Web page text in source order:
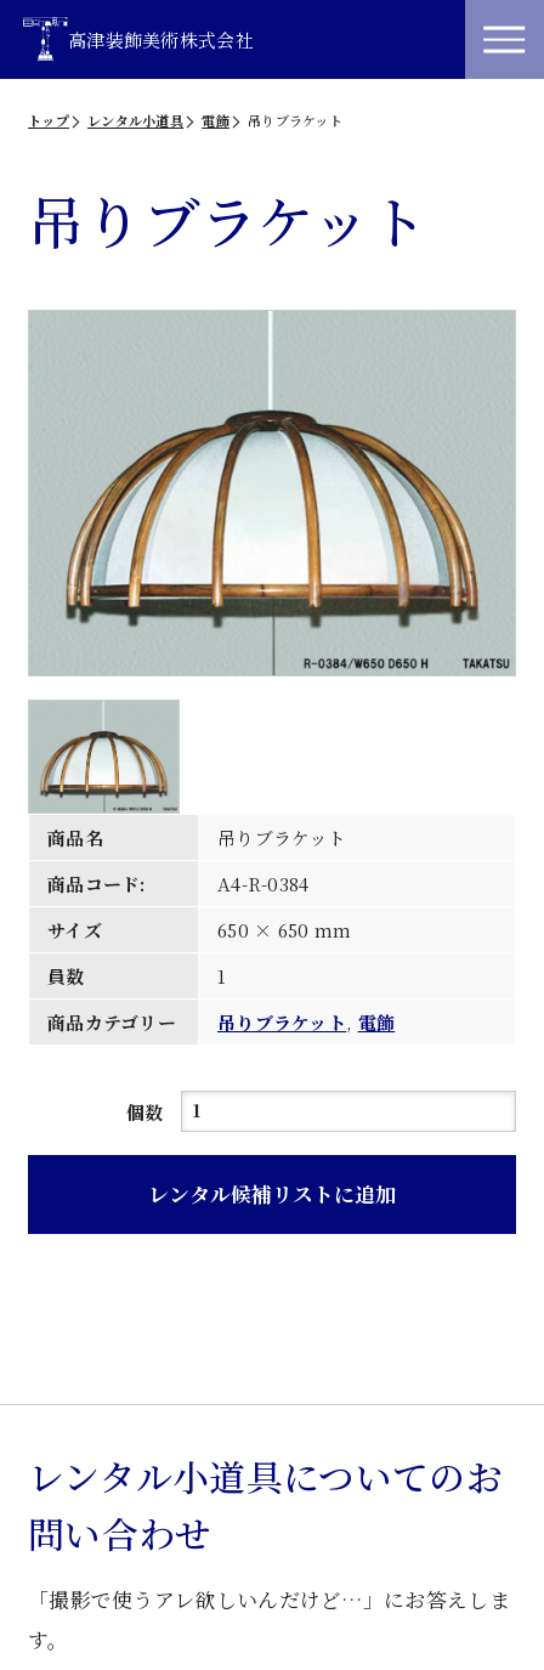
高津装飾美術株式会社
トップ レンタル小道具 電飾 吊りブラケット
吊りブラケット
商品名
吊りブラケット
商品コード:
A4-R-0384
サイズ
650 × 650 mm
員数
1
商品カテゴリー
吊りブラケット, 電飾
個数
吊
ラ
レンタル候補リストに追加
レンタル小道具についてのお
問い合わせ
「撮影で使うアレ欲しいんだけど…」にお答えしま
す。